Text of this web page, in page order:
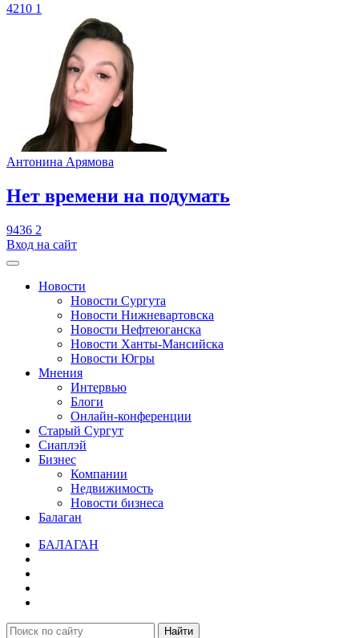
4210 1
Антонина Арямова
​Нет времени на подумать
9436 2
Вход на сайт
Новости
Новости Сургута
Новости Нижневартовска
Новости Нефтеюганска
Новости Ханты-Мансийска
Новости Югры
Мнения
Интервью
Блоги
Онлайн-конференции
Старый Сургут
Сиаплэй
Бизнес
Компании
Недвижимость
Новости бизнеса
Балаган
БАЛАГАН
Найти